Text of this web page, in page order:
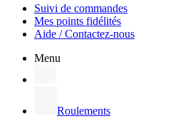
Suivi de commandes
Mes points fidélités
Aide / Contactez-nous
Menu
Roulements